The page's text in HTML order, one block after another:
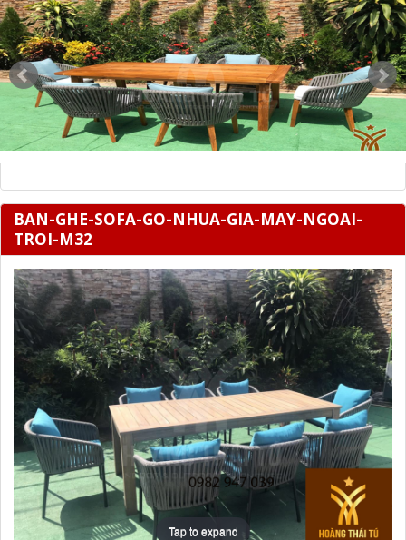
BAN-GHE-SOFA-GO-NHUA-GIA-MAY-NGOAI-
TROI-M32
Tap to expand